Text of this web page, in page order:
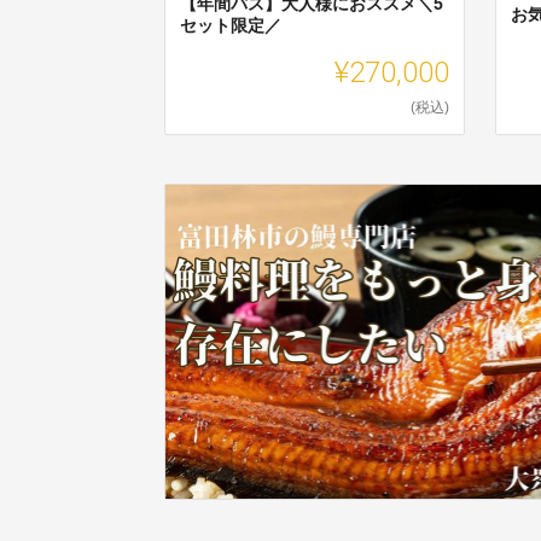
セット限定／
¥270,000
(税込)
お